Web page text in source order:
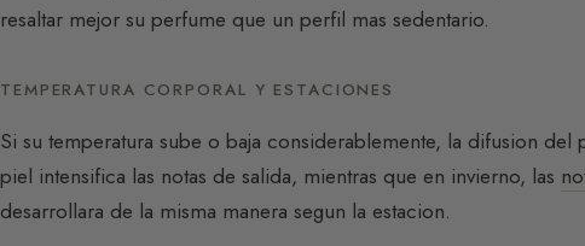
resaltar mejor su perfume que un perfil mas sedentario.
TEMPERATURA CORPORAL Y ESTACIONES
Si su temperatura sube o baja considerablemente, la difusion
piel intensifica las notas de salida, mientras que en invierno, las
desarrollara de la misma manera segun la estacion.